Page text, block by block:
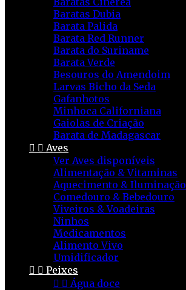
Baratas Dubia
Barata Palida
Barata Red Runner
Barata do Suriname
Barata Verde
Besouros do Amendoim
Larvas Bicho da Seda
Gafanhotos
Minhoca Californiana
Gaiolas de Criação
Barata de Madagascar
  Aves
Ver Aves disponíveis
Alimentação & Vitaminas
Aquecimento & Iluminação
Comedouro & Bebedouro
Viveiros & Voadeiras
Ninhos
Medicamentos
Alimento Vivo
Umidificador
  Peixes
  Água doce